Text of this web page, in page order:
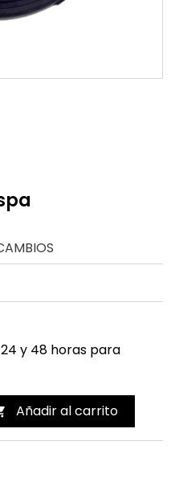
y 48 horas para
Añadir al carrito